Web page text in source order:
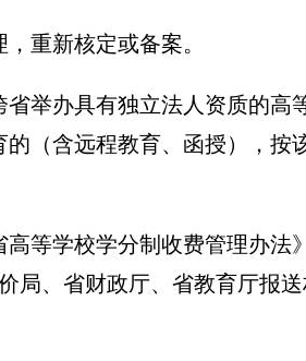
重新核定或备案。
举办具有独立法人资质的高
（含远程教育、函授），按
等学校学分制收费管理办法
局、省财政厅、省教育厅报送